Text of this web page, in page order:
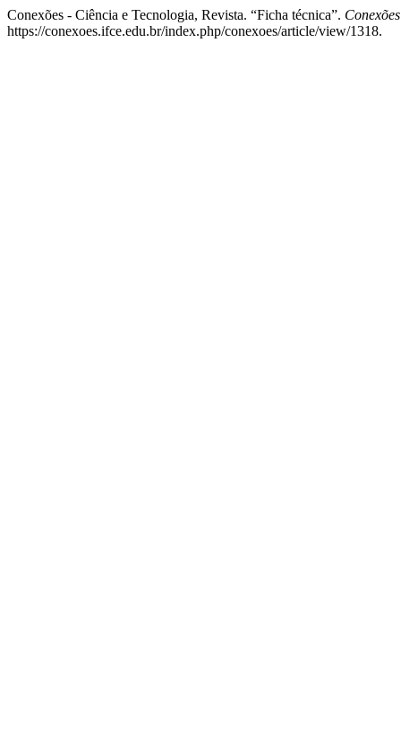
Conexões - Ciência e Tecnologia, Revista. “Ficha técnica”.
https://conexoes.ifce.edu.br/index.php/conexoes/article/view/1318.